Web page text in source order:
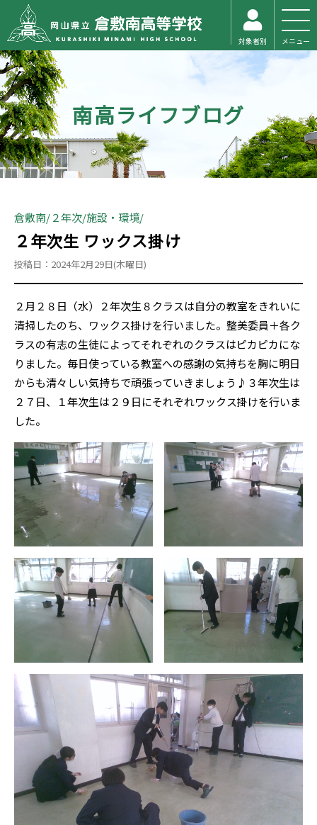
対象者別 メニュー
南高ライフブログ
倉敷南 ２年次 施設・環境
２年次生 ワックス掛け
投稿日：2024年2月29日(木曜日)
２月２８日（水）２年次生８クラスは自分の教室をきれいに
清掃したのち、ワックス掛けを行いました。整美委員＋各ク
ラスの有志の生徒によってそれぞれのクラスはピカピカにな
りました。毎日使っている教室への感謝の気持ちを胸に明日
からも清々しい気持ちで頑張っていきましょう♪３年次生は
２７日、１年次生は２９日にそれぞれワックス掛けを行いま
した。